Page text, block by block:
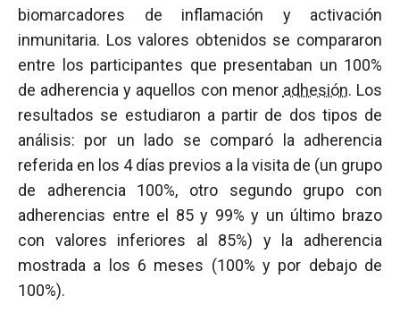
biomarcadores de inflamación y activación
inmunitaria. Los valores obtenidos se compararon
entre los participantes que presentaban un 100%
de adherencia y aquellos con menor adhesión. Los
resultados se estudiaron a partir de dos tipos de
análisis: por un lado se comparó la adherencia
referida en los 4 días previos a la visita de (un grupo
de adherencia 100%, otro segundo grupo con
adherencias entre el 85 y 99% y un último brazo
con valores inferiores al 85%) y la adherencia
mostrada a los 6 meses (100% y por debajo de
100%).